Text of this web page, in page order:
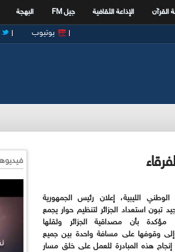
القرآن الإذاعة الثقافية جيل FM البهجة
يوتيوب
الليبية، إعلان رئيس الجمهورية
تبون استعداد الجزائر لتنظيم حوار يجمع
مؤكدة بأن مصداقية الجزائر وثقلها
إلى وقوفها على مسافة واحدة بين جميع
إنجاح هذه المبادرة للعمل على خلق مسار